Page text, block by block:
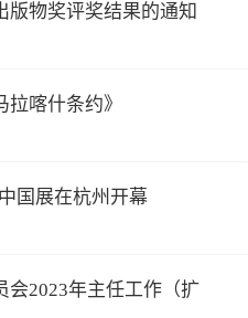
版物奖评奖结果的通知
喀什条约》
国展在杭州开幕
会2023年主任工作（扩